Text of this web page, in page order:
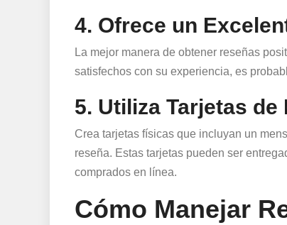
4. Ofrece un
La mejor manera de obtener reseñas
satisfechos con su experiencia, es
5. Utiliza Tarjetas de
Crea tarjetas físicas que incluyan un
reseña. Estas tarjetas pueden ser
comprados en línea.
Cómo Manejar